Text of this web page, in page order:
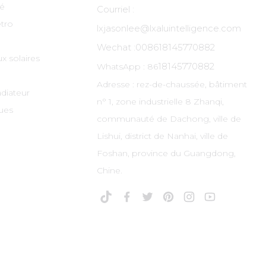
solaires
Courriel :
lxjasonlee@lxaluintelligence.com
Wechat :008618145770882
WhatsApp : 8618145770882
Adresse : rez-de-chaussée, bâtiment
n° 1, zone industrielle 8 Zhanqi,
communauté de Dachong, ville de
Lishui, district de Nanhai, ville de
Foshan, province du Guangdong,
Chine.